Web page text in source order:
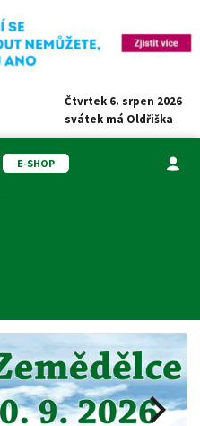
Čtvrtek 6. srpen 2026
svátek má Oldřiška
E-SHOP